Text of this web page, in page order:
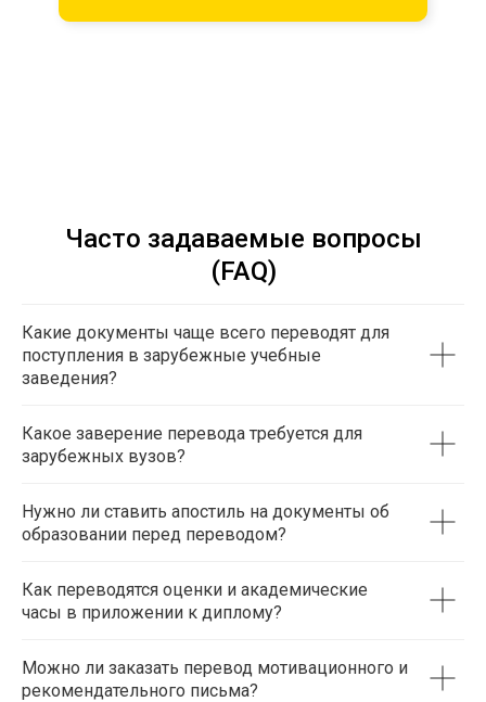
Часто задаваемые вопросы
(FAQ)
Какие документы чаще всего переводят для
поступления в зарубежные учебные
заведения?
Какое заверение перевода требуется для
зарубежных вузов?
Нужно ли ставить апостиль на документы об
образовании перед переводом?
Как переводятся оценки и академические
часы в приложении к диплому?
Можно ли заказать перевод мотивационного и
рекомендательного письма?